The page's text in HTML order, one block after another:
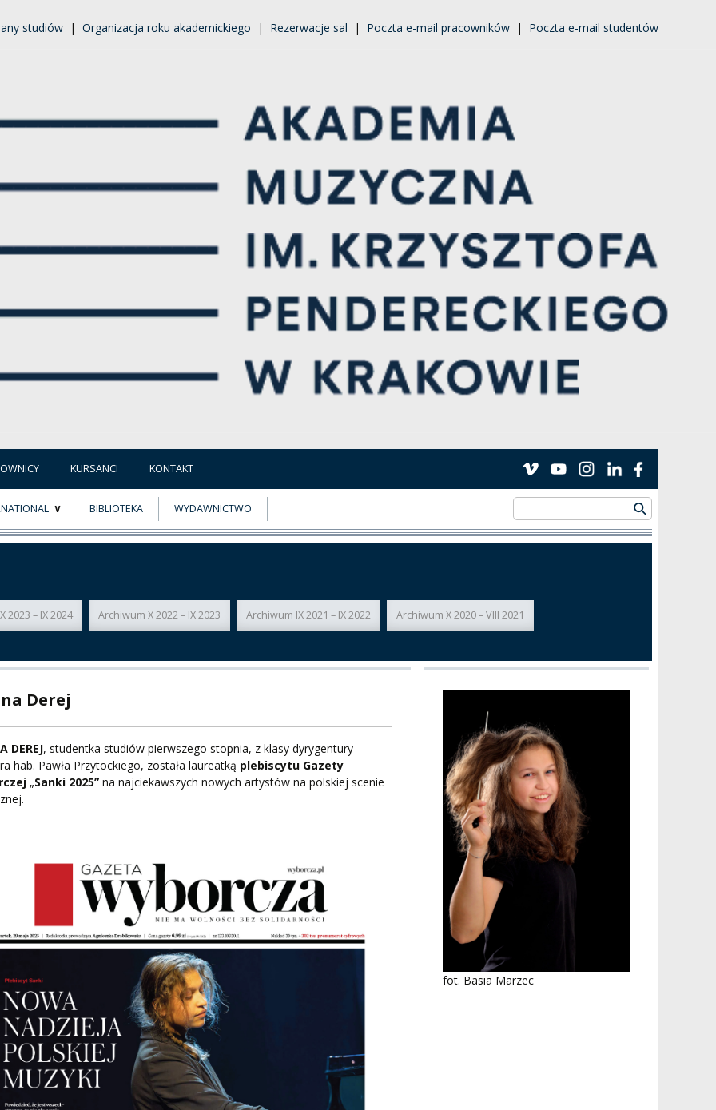
studiów | Organizacja roku akademickiego | Rezerwacje sal | Poczta e-mail pracowników | Poczta e-mail studentów
KURSANCI KONTAKT
BIBLIOTEKA WYDAWNICTWO
2023 – IX 2024 Archiwum X 2022 – IX 2023 Archiwum IX 2021 – IX 2022 Archiwum X 2020 – VIII 2021
fot. Basia Marzec
Derej
DEREJ, studentka studiów pierwszego stopnia, z klasy dyrygentury
hab. Pawła Przytockiego, została laureatką plebiscytu Gazety
„Sanki 2025” na najciekawszych nowych artystów na polskiej scenie